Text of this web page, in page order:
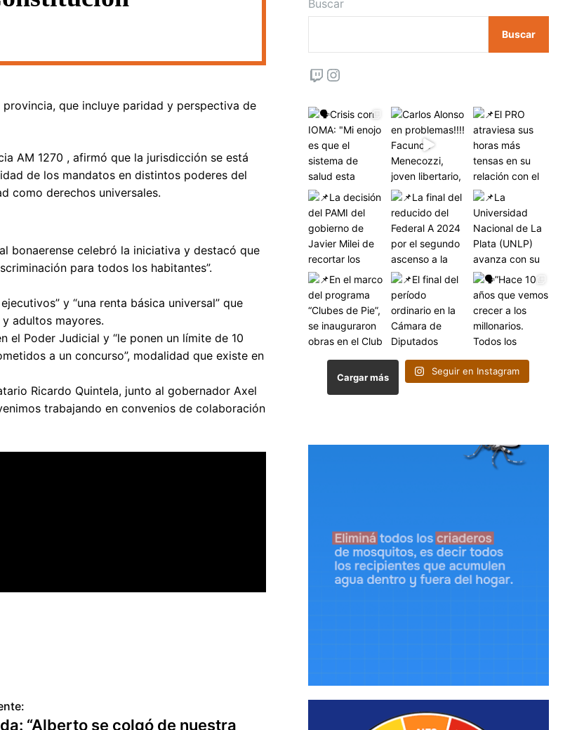
que incluye paridad y perspectiva de
AM 1270 , afirmó que la jurisdicción se está
de los mandatos en distintos poderes del
como derechos universales.
bonaerense celebró la iniciativa y destacó que
para todos los habitantes”.
y “una renta básica universal” que
adultos mayores.
el Poder Judicial y “le ponen un límite de 10
a un concurso”, modalidad que existe en
Ricardo Quintela, junto al gobernador Axel
trabajando en convenios de colaboración
“Alberto se colgó de nuestra
Buscar
Buscar
Twitch
Cargar más
Seguir en Instagram